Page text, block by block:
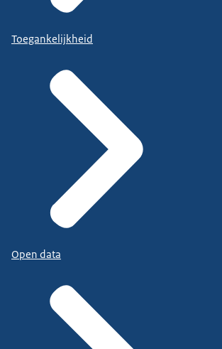
Toegankelijkheid
Open data